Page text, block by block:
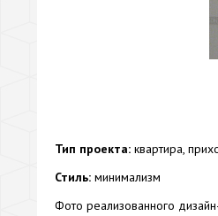
Тип проекта: квартира,
Стиль: минимализм
Фото реализованного